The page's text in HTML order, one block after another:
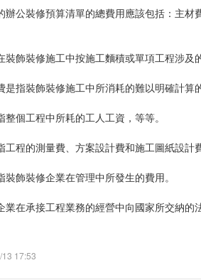
細的辦公裝修預算清單的總費用應該包括：
在裝飾裝修施工中按施工麵積或單項工程涉及
是指裝飾裝修施工中所消耗的難以明確計算的
個工程中所耗的工人工資，等等。
工程的測量費、方案設計費和施工圖紙設計費
裝飾裝修企業在管理中所發生的費用。
企業在承接工程業務的經營中向國家所交納的法
17:53